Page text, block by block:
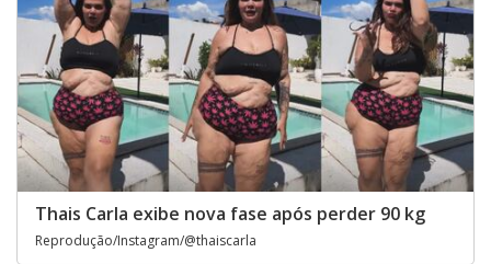
Thais Carla exibe nova fase após perder 90 kg
Reprodução/Instagram/@thaiscarla